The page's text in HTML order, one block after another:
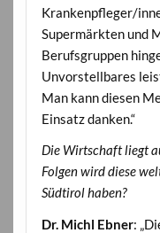
Krankenpfleger/
Supermärkten und
Berufsgruppen
Unvorstellbares
Man kann diesen
Einsatz danken.“
Die Wirtschaft liegt
Folgen wird diese
Südtirol haben?
Dr. Michl Ebner: